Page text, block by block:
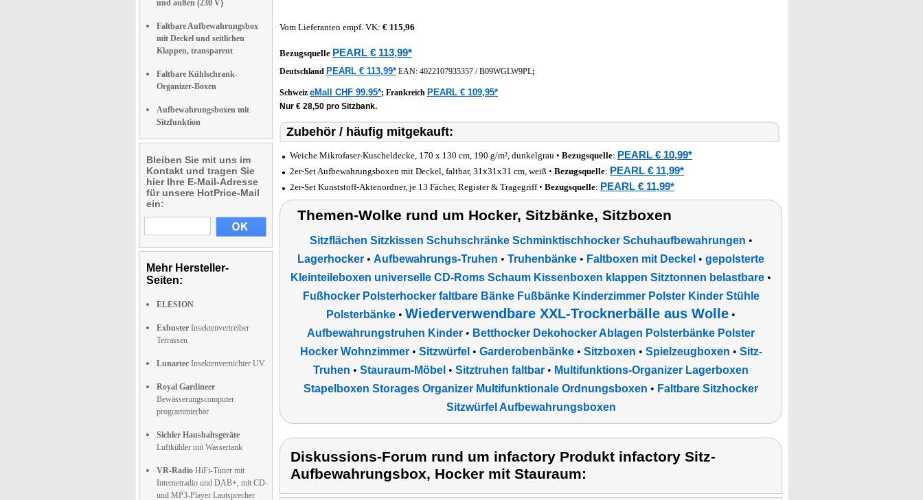
und außen (230 V)
Faltbare Aufbewahrungsbox
mit Deckel und seitlichen
Klappen, transparent
Faltbare Kühlschrank-
Organizer-Boxen
Aufbewahrungsboxen mit
Sitzfunktion
Bleiben Sie mit uns im
Kontakt und tragen Sie
hier Ihre E-Mail-Adresse
für unsere HotPrice-Mail
ein:
Mehr Hersteller-
Seiten:
ELESION
Exbuster Insektenvertreiber
Terrassen
Lunartec Insektenvernichter UV
Royal Gardineer
Bewässerungscomputer
programmierbar
Sichler Haushaltsgeräte
Luftkühler mit Wassertank
VR-Radio HiFi-Tuner mit
Internetradio und DAB+, mit CD-
und MP3-Player Lautsprecher
Vom Lieferanten empf. VK: € 115,96
Bezugsquelle PEARL € 113,99*
Deutschland PEARL € 113,99* EAN: 4022107935357 /B09WGLW9PL;
Schweiz eMall CHF 99.95*; Frankreich PEARL € 109,95*
Nur € 28,50 pro Sitzbank.
Zubehör / häufig mitgekauft:
Weiche Mikrofaser-Kuscheldecke, 170 x 130 cm, 190 g/m², dunkelgrau • Bezugsquelle: PEARL € 10,99*
2er-Set Aufbewahrungsboxen mit Deckel, faltbar, 31x31x31 cm, weiß • Bezugsquelle: PEARL € 11,99*
2er-Set Kunststoff-Aktenordner, je 13 Fächer, Register & Tragegriff • Bezugsquelle: PEARL € 11,99*
Themen-Wolke rund um Hocker, Sitzbänke, Sitzboxen
Sitzflächen Sitzkissen Schuhschränke Schminktischhocker Schuhaufbewahrungen •
Lagerhocker • Aufbewahrungs-Truhen • Truhenbänke • Faltboxen mit Deckel • gepolsterte
Kleinteileboxen universelle CD-Roms Schaum Kissenboxen klappen Sitztonnen belastbare •
Fußhocker Polsterhocker faltbare Bänke Fußbänke Kinderzimmer Polster Kinder Stühle
Polsterbänke • Wiederverwendbare XXL-Trocknerbälle aus Wolle •
Aufbewahrungstruhen Kinder • Betthocker Dekohocker Ablagen Polsterbänke Polster
Hocker Wohnzimmer• Sitzwürfel • Garderobenbänke• Sitzboxen • Spielzeugboxen • Sitz-
Truhen • Stauraum-Möbel • Sitztruhen faltbar • Multifunktions-Organizer Lagerboxen
Stapelboxen Storages Organizer Multifunktionale Ordnungsboxen • Faltbare Sitzhocker
Sitzwürfel Aufbewahrungsboxen
Diskussions-Forum rund um infactory Produkt infactory Sitz-
Aufbewahrungsbox, Hocker mit Stauraum: